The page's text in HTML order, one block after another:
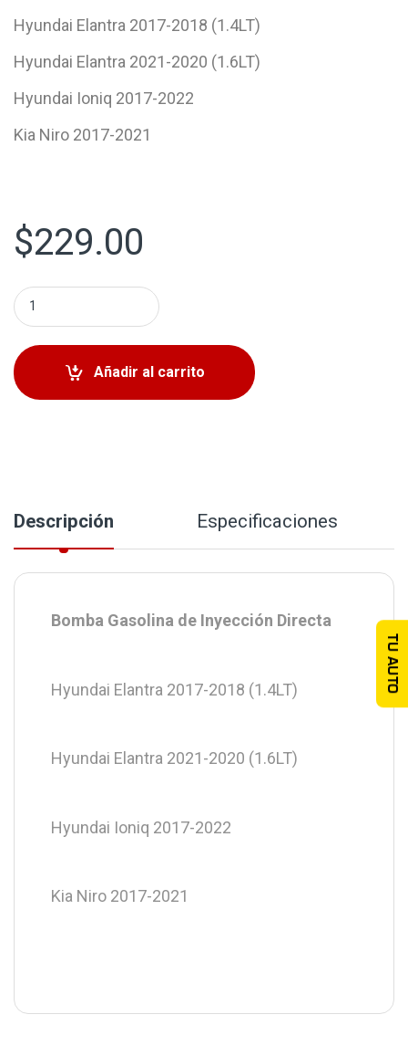
Hyundai Elantra 2017-2018 (1.4LT)
Hyundai Elantra 2021-2020 (1.6LT)
Hyundai Ioniq 2017-2022
Kia Niro 2017-2021
$229.00
Bomba Gasolina de Inyección Directa Hyundai Elantra
Añadir al carrito
Descripción Especificaciones
Bomba Gasolina de Inyección Directa
Hyundai Elantra 2017-2018 (1.4LT)
Hyundai Elantra 2021-2020 (1.6LT)
Hyundai Ioniq 2017-2022
Kia Niro 2017-2021
TU AUTO